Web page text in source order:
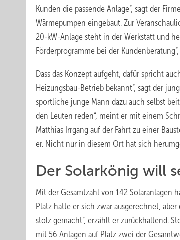
Kunden die passende Anlage“, sagt der
Wärmepumpen eingebaut. Zur
20-kW-Anlage steht in der Werkstatt und
Förderprogramme bei der
Dass das Konzept aufgeht, dafür spricht
Heizungsbau-Betrieb bekannt“, sagt der
sportliche junge Mann dazu auch selbst
den Leuten reden“, meint er mit einem
Matthias Irrgang auf der Fahrt zu einer
er. Nicht nur in diesem Ort hat sich
Der Solarkönig will
Mit der Gesamtzahl von 142 Solaranlagen
Platz hatte er sich zwar ausgerechnet,
stolz gemacht“, erzählt er zurückhaltend.
mit 56 Anlagen auf Platz zwei der